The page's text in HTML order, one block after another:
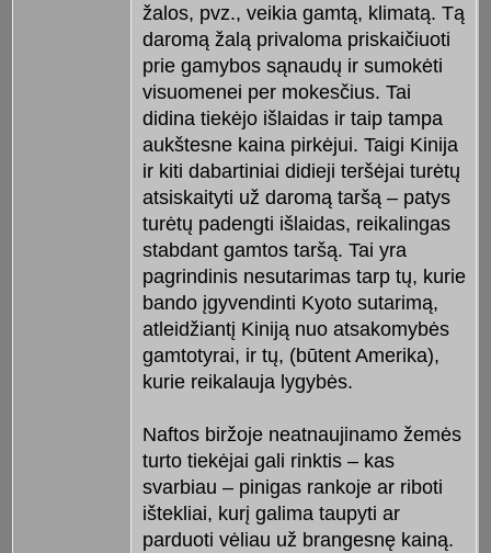
žalos, pvz., veikia gamtą, klimatą. Tą
daromą žalą privaloma priskaičiuoti
prie gamybos sąnaudų ir sumokėti
visuomenei per mokesčius. Tai
didina tiekėjo išlaidas ir taip tampa
aukštesne kaina pirkėjui. Taigi Kinija
ir kiti dabartiniai didieji teršėjai turėtų
atsiskaityti už daromą taršą – patys
turėtų padengti išlaidas, reikalingas
stabdant gamtos taršą. Tai yra
pagrindinis nesutarimas tarp tų, kurie
bando įgyvendinti Kyoto sutarimą,
atleidžiantį Kiniją nuo atsakomybės
gamtotyrai, ir tų, (būtent Amerika),
kurie reikalauja lygybės.
Naftos biržoje neatnaujinamo žemės
turto tiekėjai gali rinktis – kas
svarbiau – pinigas rankoje ar riboti
ištekliai, kurį galima taupyti ar
parduoti vėliau už brangesnę kainą.